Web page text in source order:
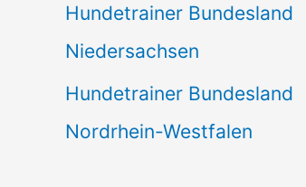
Hundetrainer Bundesland
Niedersachsen
Hundetrainer Bundesland
Nordrhein-Westfalen